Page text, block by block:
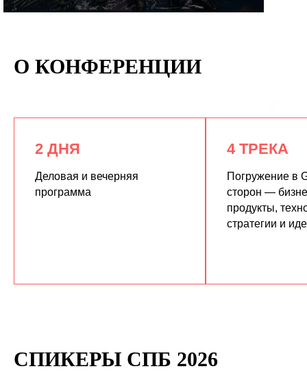
О КОНФЕРЕНЦИИ
2 ДНЯ
Деловая и вечерняя
программа
4 ТРЕКА
Погружение в
сторон —
продукты,
стратегии и
СПИКЕРЫ СПБ 2026